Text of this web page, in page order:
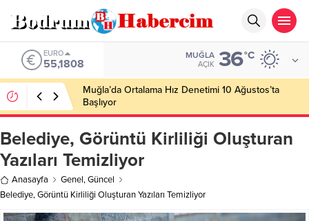
ALTIN
6.662,82
MUĞLA
AÇIK 36°C
Ankara; “Bodrum’un misyonu, mottosu, vizyonu;
genç oyuncuları parlatıp onlara kariyer
kazandırmak”
Belediye, Görüntü Kirliliği Oluşturan
Yazıları Temizliyor
Anasayfa Genel,Güncel
Belediye, Görüntü Kirliliği Oluşturan Yazıları Temizliyor